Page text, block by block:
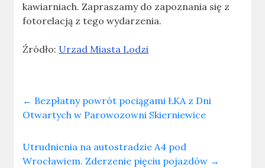
kawiarniach. Zapraszamy do zapoznania się z
fotorelacją z tego wydarzenia.
Źródło: Urzad Miasta Lodzi
← Bezpłatny powrót pociągami ŁKA z Dni
Otwartych w Parowozowni Skierniewice
Utrudnienia na autostradzie A4 pod
Wrocławiem. Zderzenie pięciu pojazdów →